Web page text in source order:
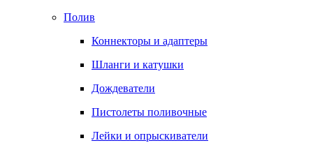
Полив
Коннекторы и адаптеры
Шланги и катушки
Дождеватели
Пистолеты поливочные
Лейки и опрыскиватели